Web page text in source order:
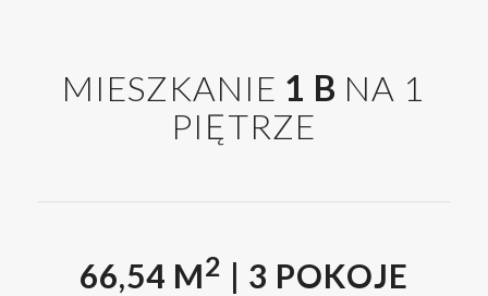
MIESZKANIE 1 B NA 1
PIĘTRZE
66,54 M2 | 3 POKOJE